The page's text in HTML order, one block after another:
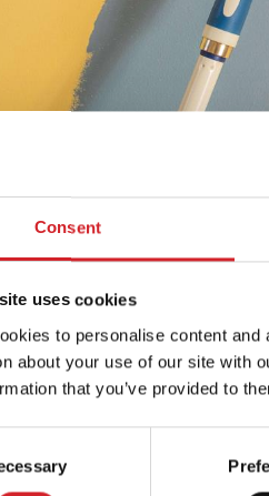
Consent
uses cookies
to personalise content
about your use of our site with
that you’ve provided to
istim putem i sa
i Leed rejtingu za zgrade.
takođe pojačava
koja su sertifikovana
se stalno povećavaju,
KRAFT Paints takođe
na prašinu i prljavštinu,